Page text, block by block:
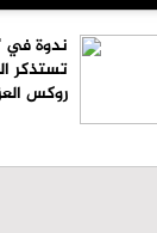
ندوة
تستذكر
روكس